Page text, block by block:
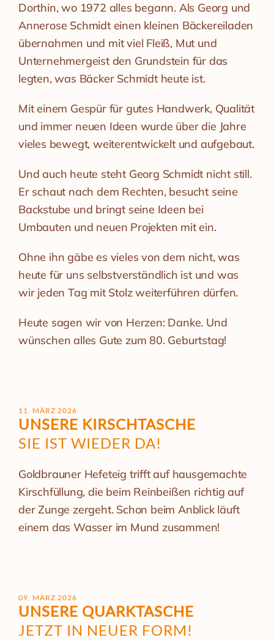
Dorthin, wo 1972 alles begann. Als Georg und
Annerose Schmidt einen kleinen Bäckereiladen
übernahmen und mit viel Fleiß, Mut und
Unternehmergeist den Grundstein für das
legten, was Bäcker Schmidt heute ist.
Mit einem Gespür für gutes Handwerk, Qualität
und immer neuen Ideen wurde über die Jahre
vieles bewegt, weiterentwickelt und aufgebaut.
Und auch heute steht Georg Schmidt nicht still.
Er schaut nach dem Rechten, besucht seine
Backstube und bringt seine Ideen bei
Umbauten und neuen Projekten mit ein.
Ohne ihn gäbe es vieles von dem nicht, was
heute für uns selbstverständlich ist und was
wir jeden Tag mit Stolz weiterführen dürfen.
Heute sagen wir von Herzen: Danke. Und
wünschen alles Gute zum 80. Geburtstag!
11. MÄRZ 2026
UNSERE KIRSCHTASCHE
SIE IST WIEDER DA!
Goldbrauner Hefeteig trifft auf hausgemachte
Kirschfüllung, die beim Reinbeißen richtig auf
der Zunge zergeht. Schon beim Anblick läuft
einem das Wasser im Mund zusammen!
09. MÄRZ 2026
UNSERE QUARKTASCHE
JETZT IN NEUER FORM!